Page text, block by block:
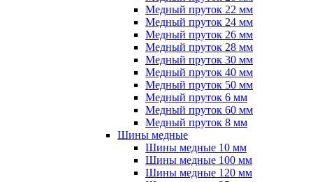
Медный пруток 22 мм
Медный пруток 24 мм
Медный пруток 26 мм
Медный пруток 28 мм
Медный пруток 30 мм
Медный пруток 40 мм
Медный пруток 50 мм
Медный пруток 6 мм
Медный пруток 60 мм
Медный пруток 8 мм
Шины медные
Шины медные 10 мм
Шины медные 100 мм
Шины медные 120 мм